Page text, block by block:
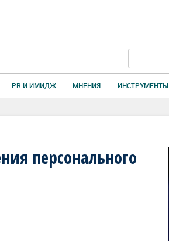
PR И ИМИДЖ МНЕНИЯ ИНСТРУМЕНТЫ
персонального